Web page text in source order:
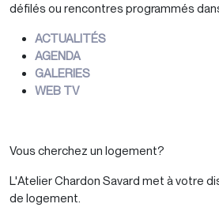
défilés ou rencontres programmés
ACTUALITÉS
AGENDA
GALERIES
WEB TV
Vous cherchez un logement?
L'Atelier Chardon Savard met à votre
de logement.